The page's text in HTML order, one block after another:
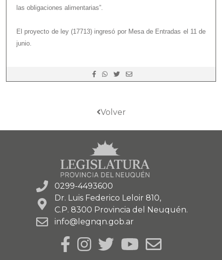
las obligaciones alimentarias”.
El proyecto de ley (17713) ingresó por Mesa de Entradas el 11 de
junio.
Volver
0299-4493600
Dr. Luis Federico Leloir 810,
C.P. 8300 Provincia del Neuquén.
info@legnqn.gob.ar